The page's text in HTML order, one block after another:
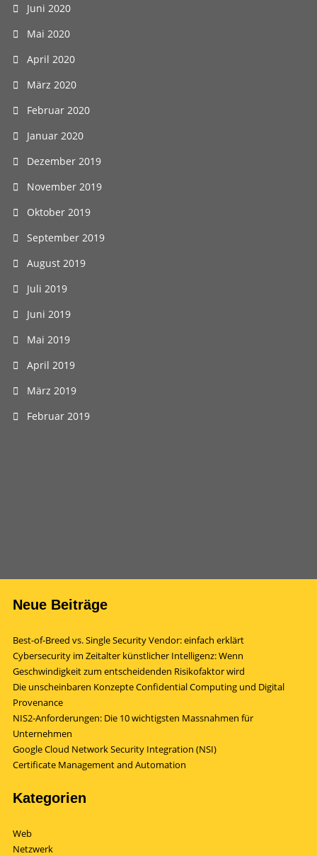
Juni 2020
Mai 2020
April 2020
März 2020
Februar 2020
Januar 2020
Dezember 2019
November 2019
Oktober 2019
September 2019
August 2019
Juli 2019
Juni 2019
Mai 2019
April 2019
März 2019
Februar 2019
Neue Beiträge
Best-of-Breed vs. Single Security Vendor: einfach erklärt
Cybersecurity im Zeitalter künstlicher Intelligenz: Wenn
Geschwindigkeit zum entscheidenden Risikofaktor wird
Die unscheinbaren Konzepte Confidential Computing und Digital
Provenance
NIS2-Anforderungen: Die 10 wichtigsten Massnahmen für
Unternehmen
Google Cloud Network Security Integration (NSI)
Certificate Management and Automation
Kategorien
Web
Netzwerk